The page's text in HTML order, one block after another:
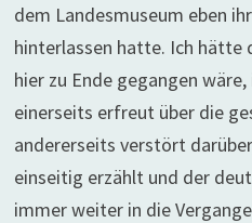
dem Landesmuseum eben
hinterlassen hatte. Ich hätte
hier zu Ende gegangen
einerseits erfreut über die
andererseits verstört
einseitig erzählt und der
immer weiter in die